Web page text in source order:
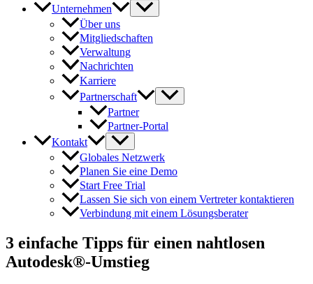
Unternehmen
Über uns
Mitgliedschaften
Verwaltung
Nachrichten
Karriere
Partnerschaft
Partner
Partner-Portal
Kontakt
Globales Netzwerk
Planen Sie eine Demo
Start Free Trial
Lassen Sie sich von einem Vertreter kontaktieren
Verbindung mit einem Lösungsberater
3 einfache Tipps für einen nahtlosen
Autodesk®-Umstieg